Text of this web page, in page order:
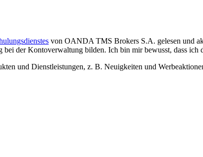
von OANDA TMS Brokers S.A. gelesen und
der Kontoverwaltung bilden. Ich bin mir bewusst, dass ich
und Dienstleistungen, z. B. Neuigkeiten und